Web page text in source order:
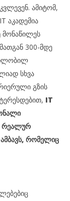
ამიტომ,
აკადემია
მონაწილეს
300-მდე
სხვა
გზის
IT
რეალურ
რომელიც